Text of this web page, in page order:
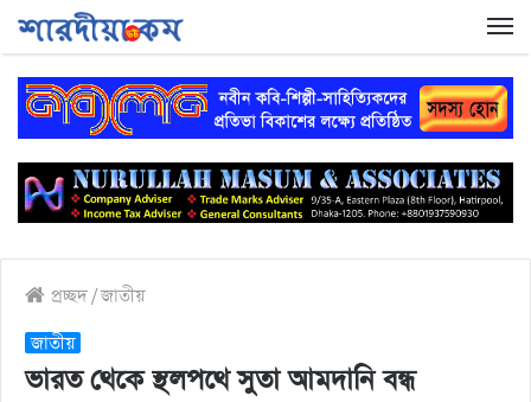
প্রচ্ছদ/জাতীয়
জাতীয়
ভারত থেকে স্থলপথে সুতা আমদানি বন্ধ